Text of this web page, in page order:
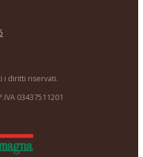
i diritti riservati.
03437511201